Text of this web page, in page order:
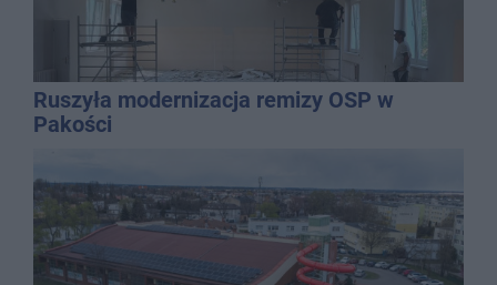
Ruszyła modernizacja remizy OSP w
Pakości